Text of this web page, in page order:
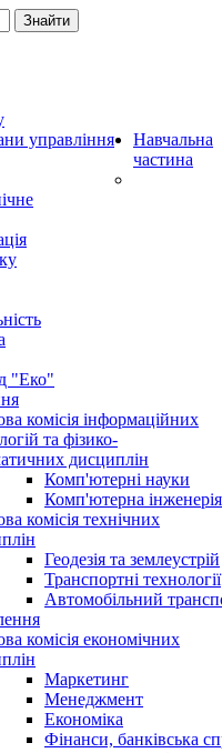
Знайти
управління
"Еко"
Навчальна
частина
комісія інформаційних
та фізико-
дисциплін
Комп'ютерні науки
Комп'ютерна інженерія
комісія технічних
Геодезія та землеустрій
Транспортні технології
Автомобільний
комісія економічних
Маркетинг
Менеджмент
Економіка
Фінанси, банківська